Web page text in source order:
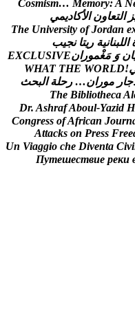
Cosmism… Memory:A N
ز التعاون الكاديمي
The University of Jordan e
اللبنانية ريتا نجيب
ان و مغموران EXCLUSIVE
!
WHAT THE WORLD
جار موران… رحلة البحث
The BibliothecaAl
Dr. AshrafAboul-Yazid H
Congress ofAfrican Journ
Attacks on Press Free
Un Viaggio che Diventa Civi
Путешествие реки